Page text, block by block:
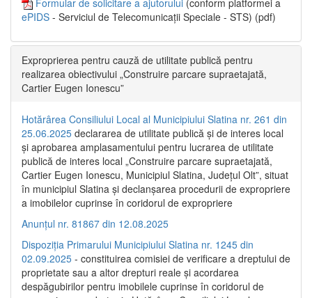
ePIDS - Serviciul de Telecomunicații Speciale - STS) (pdf)
Exproprierea pentru cauză de utilitate publică pentru
realizarea obiectivului „Construire parcare supraetajată,
Cartier Eugen Ionescu”
Hotărârea Consiliului Local al Municipiului Slatina nr. 261 din
25.06.2025 declararea de utilitate publică și de interes local
și aprobarea amplasamentului pentru lucrarea de utilitate
publică de interes local „Construire parcare supraetajată,
Cartier Eugen Ionescu, Municipiul Slatina, Județul Olt”, situat
în municipiul Slatina și declanșarea procedurii de expropriere
a imobilelor cuprinse în coridorul de expropriere
Anunțul nr. 81867 din 12.08.2025
Dispoziția Primarului Municipiului Slatina nr. 1245 din
02.09.2025 - constituirea comisiei de verificare a dreptului de
proprietate sau a altor drepturi reale și acordarea
despăgubirilor pentru imobilele cuprinse în coridorul de